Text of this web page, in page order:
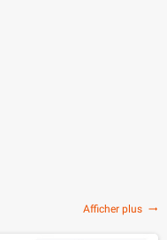
Afficher plus trending_flat